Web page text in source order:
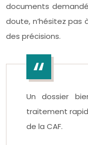
documents
doute, n’hésitez pas
des précisions.
Un dossier
traitement
de la CAF.